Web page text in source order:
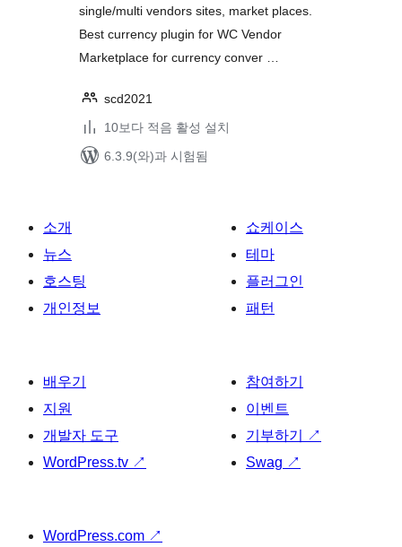
single/multi vendors sites, market places.
Best currency plugin for WC Vendor
Marketplace for currency conver …
scd2021
10보다 적음 활성 설치
6.3.9(와)과 시험됨
소개
뉴스
호스팅
개인정보
쇼케이스
테마
플러그인
패턴
배우기
지원
개발자 도구
WordPress.tv ↗
참여하기
이벤트
기부하기
↗
Swag ↗
WordPress.com ↗